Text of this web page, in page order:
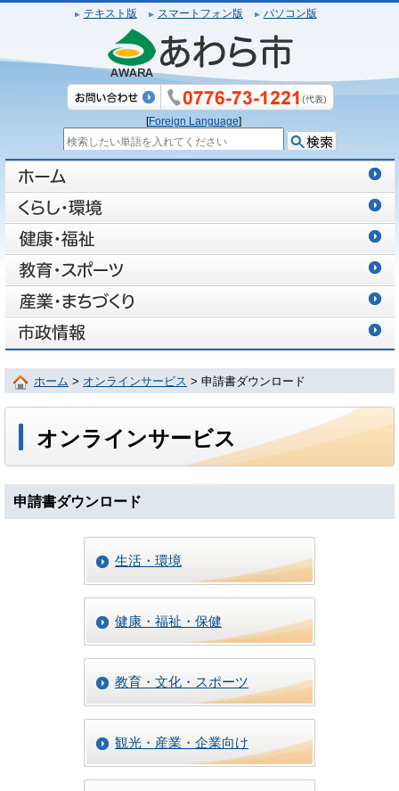
テキスト版 スマートフォン版 パソコン版
[Foreign Language]
ホーム > オンラインサービス > 申請書ダウンロード
オンラインサービス
申請書ダウンロード
生活・環境
健康・福祉・保健
教育・文化・スポーツ
観光・産業・企業向け